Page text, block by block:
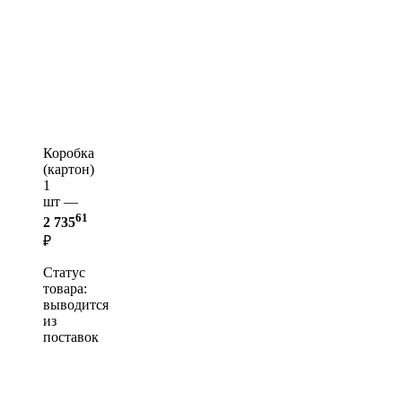
Коробка
(картон)
1
шт —
2 73561
₽
Статус
товара:
выводится
из
поставок